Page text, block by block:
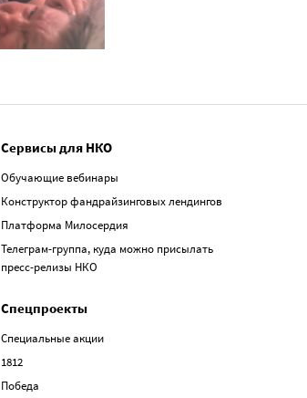
Сервисы для НКО
Обучающие вебинары
Конструктор фандрайзинговых лендингов
Платформа Милосердия
Телеграм-группа, куда можно присылать
пресс-релизы НКО
Спецпроекты
Специальные акции
1812
Победа